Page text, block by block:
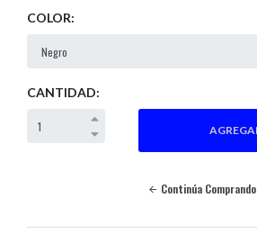
COLOR:
CANTIDAD:
Continúa Comprando